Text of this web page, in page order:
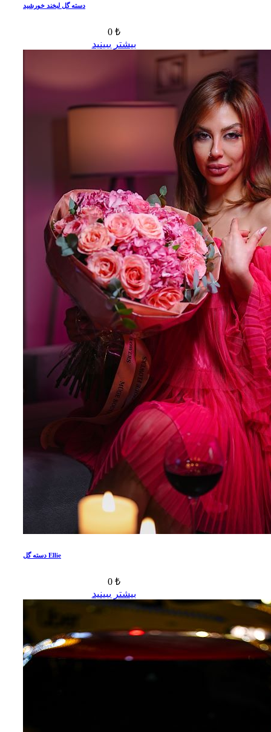
دسته گل لبخند خورشید
0 ₺
بیشتر ببینید
دسته گل Ellie
0 ₺
بیشتر ببینید